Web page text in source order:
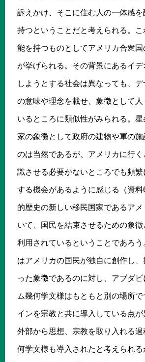
訴えかけ、そこに住む人の一体感
持つということだと考えられる。
能を持つものとしてアメリカ合衆
が挙げられる。その背景にあるイ
しようとする社会は異なっても、
の意味や理念を載せ、象徴として人
いるところに類似性がみられる。
家の象徴として政府の建物や軍の施
のは当然であるが、アメリカに行
識させる必要がないところでも頻繁
する機会があるように感じる（資
的歴史の新しい移民国家であるア
いて、国民を結束させるための象
利用されているということであろ
はアメリカの国民が独自に創作し
った象徴であるのに対し、アブダ
ム幾何学文様はもともと別の場所
インを宗教と共に導入している点が
外部から思想、宗教を取り入れる
何学文様も導入されたと考えられる